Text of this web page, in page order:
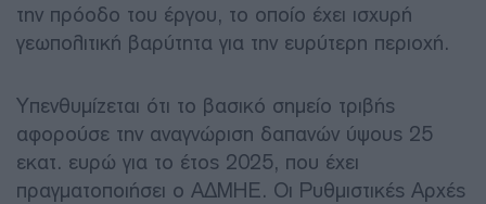
την πρόοδο του έργου, το οποίο έχει ισχυρή
γεωπολιτική βαρύτητα για την ευρύτερη περιοχή.
Υπενθυμίζεται ότι το βασικό σημείο τριβής
αφορούσε την αναγνώριση δαπανών ύψους 25
εκατ. ευρώ για το έτος 2025, που έχει
πραγματοποιήσει ο ΑΔΜΗΕ. Οι Ρυθμιστικές Αρχές